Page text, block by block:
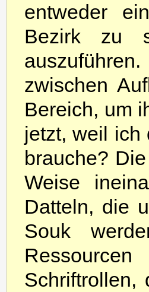
entweder
Bezirk zu
zwischen
Bereich, um
jetzt, weil ich
brauche? Die
Weise
Datteln, die
Souk
Schriftrollen,